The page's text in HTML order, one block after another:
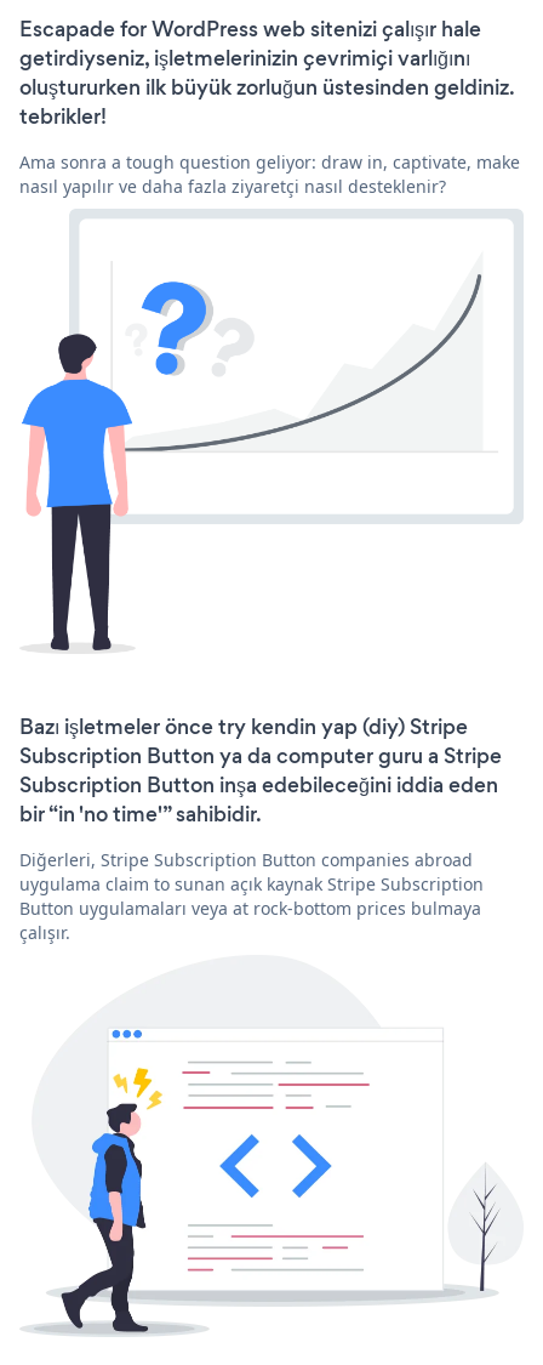
Escapade for WordPress web sitenizi çalışır hale
getirdiyseniz, işletmelerinizin çevrimiçi varlığını
oluştururken ilk büyük zorluğun üstesinden geldiniz.
tebrikler!
Ama sonra a tough question geliyor: draw in, captivate, make
nasıl yapılır ve daha fazla ziyaretçi nasıl desteklenir?
Bazı işletmeler önce try kendin yap (diy) Stripe
Subscription Button ya da computer guru a Stripe
Subscription Button inşa edebileceğini iddia eden
bir “in 'no time'” sahibidir.
Diğerleri, Stripe Subscription Button companies abroad
uygulama claim to sunan açık kaynak Stripe Subscription
Button uygulamaları veya at rock-bottom prices bulmaya
çalışır.